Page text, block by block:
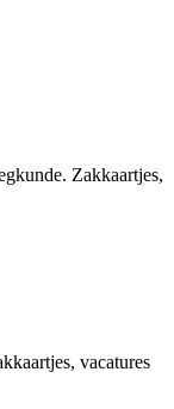
Zakkaartjes,
vacatures